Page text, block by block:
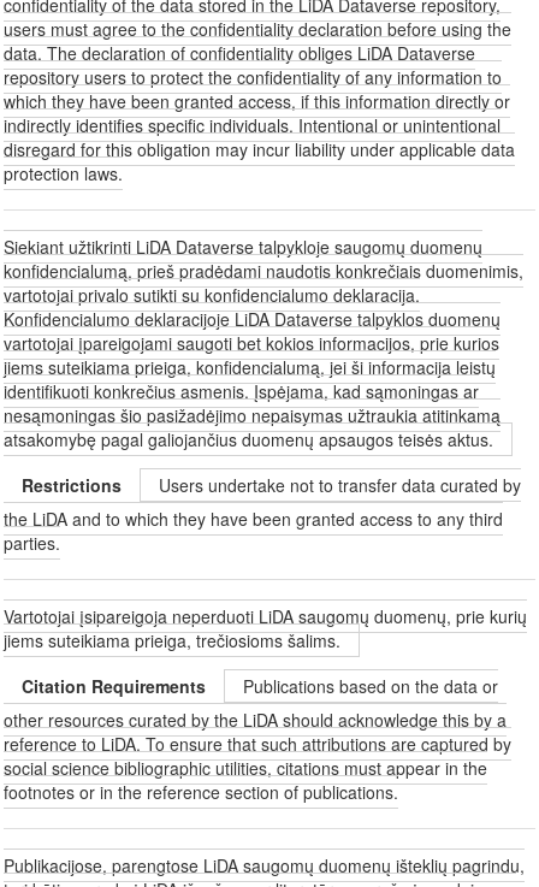
users must agree to the confidentiality declaration before using the
data. The declaration of confidentiality obliges LiDA Dataverse
repository users to protect the confidentiality of any information to
which they have been granted access, if this information directly or
indirectly identifies specific individuals. Intentional or unintentional
disregard for this obligation may incur liability under applicable data
protection laws.
Siekiant užtikrinti LiDA Dataverse talpykloje saugomų duomenų
konfidencialumą, prieš pradėdami naudotis konkrečiais duomenimis,
vartotojai privalo sutikti su konfidencialumo deklaracija.
Konfidencialumo deklaracijoje LiDA Dataverse talpyklos duomenų
vartotojai įpareigojami saugoti bet kokios informacijos, prie kurios
jiems suteikiama prieiga, konfidencialumą, jei ši informacija leistų
identifikuoti konkrečius asmenis. Įspėjama, kad sąmoningas ar
nesąmoningas šio pasižadėjimo nepaisymas užtraukia atitinkamą
atsakomybę pagal galiojančius duomenų apsaugos teisės aktus.
Restrictions
Users undertake not to transfer data curated by
the LiDA and to which they have been granted access to any third
parties.
Vartotojai įsipareigoja neperduoti LiDA saugomų duomenų, prie kurių
jiems suteikiama prieiga, trečiosioms šalims.
Citation Requirements
Publications based on the data or
other resources curated by the LiDA should acknowledge this by a
reference to LiDA. To ensure that such attributions are captured by
social science bibliographic utilities, citations must appear in the
footnotes or in the reference section of publications.
Publikacijose, parengtose LiDA saugomų duomenų išteklių pagrindu,